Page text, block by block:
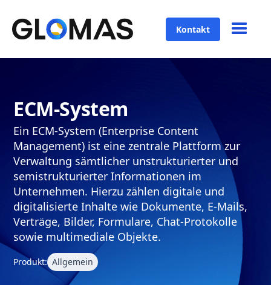
Kontakt
ECM-System
Ein ECM-System (Enterprise Content
Management) ist eine zentrale Plattform zur
Verwaltung sämtlicher unstrukturierter und
semistrukturierter Informationen im
Unternehmen. Hierzu zählen digitale und
digitalisierte Inhalte wie Dokumente, E-Mails,
Verträge, Bilder, Formulare, Chat-Protokolle
sowie multimediale Objekte.
Produkt: Allgemein